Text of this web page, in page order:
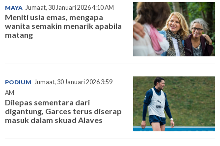
MAYA Jumaat, 30 Januari 2026 4:10 AM
Meniti usia emas, mengapa
wanita semakin menarik apabila
matang
PODIUM Jumaat, 30 Januari 2026 3:59
AM
Dilepas sementara dari
digantung, Garces terus diserap
masuk dalam skuad Alaves